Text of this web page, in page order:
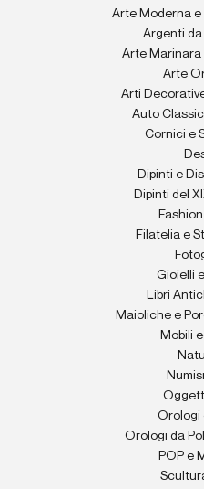
Arte Moderna
Argenti
Arte Marinara
Arte
Arti
Auto
Cornici e
Dipinti e
Dipinti del
Filatelia e
Gioielli
Libri
Maioliche e
Mobili
Orologi
Orologi da
POP e